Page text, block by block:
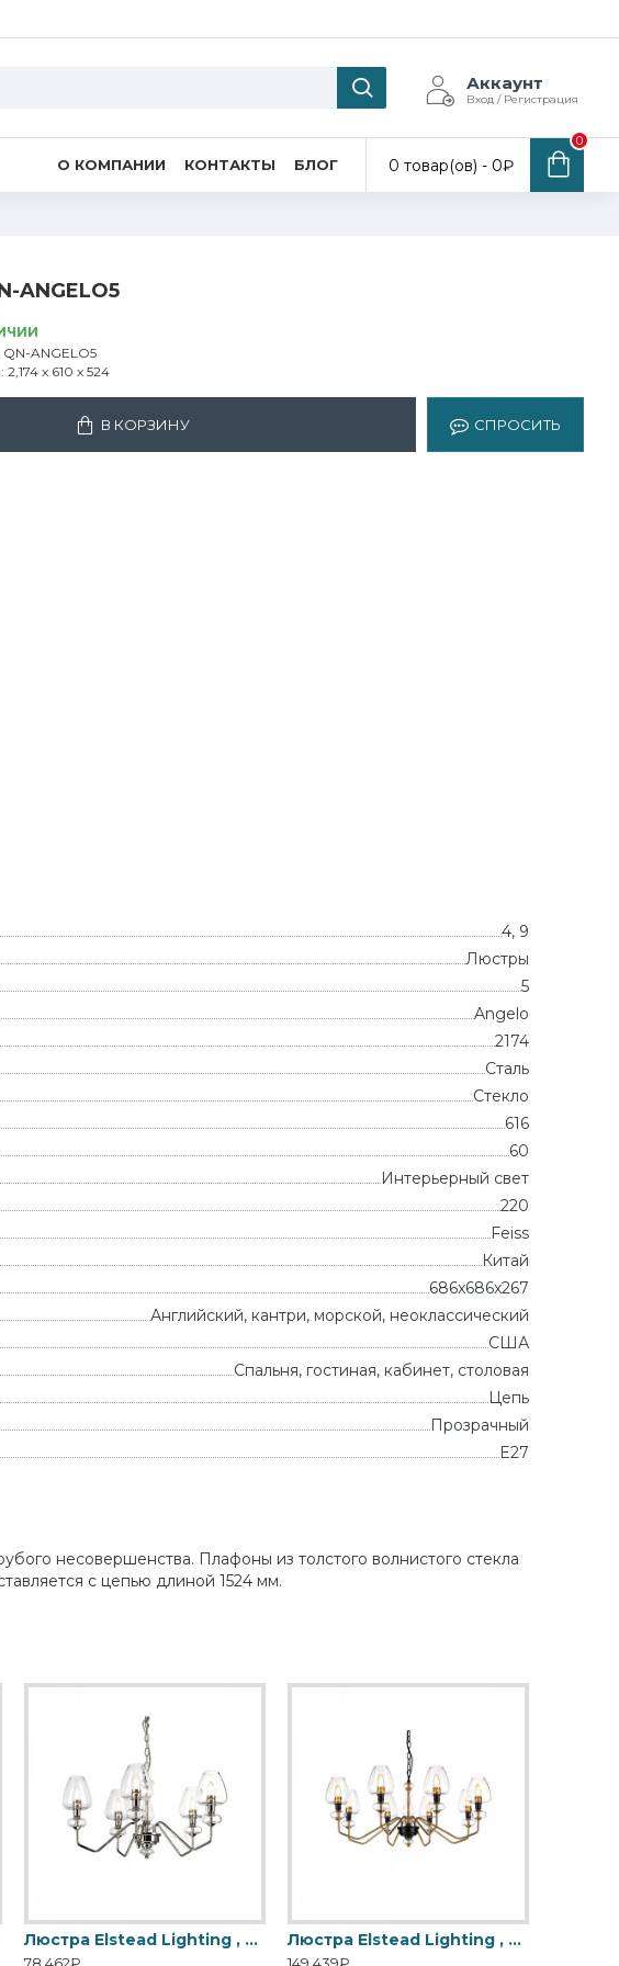
Аккаунт
Вход / Регистрация
О КОМПАНИИ КОНТАКТЫ БЛОГ 0 товар(ов) - 0₽
0
ANGELO5
QN-ANGELO5
2,174 x 610 x 524
В КОРЗИНУ СПРОСИТЬ
4, 9
Люстры
5
Angelo
2174
Сталь
Стекло
616
60
Интерьерный свет
220
Feiss
Китай
686x686x267
Английский, кантри, морской, неоклассический
CША
Спальня, гостиная, кабинет, столовая
Цепь
Прозрачный
E27
несовершенства. Плафоны из толстого волнистого стекла
с цепью длиной 1524 мм.
Люстра Elstead Lighting , Арт. DL-ARMAND5-PN Люстра Elstead Lighting , Арт. DL-ARMAND8-AB